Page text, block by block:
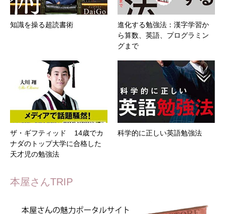
知識を操る超読書術
進化する勉強法：漢字学習か
ら算数、英語、プログラミン
グまで
ザ・ギフティッド 14歳でカ
ナダのトップ大学に合格した
天才児の勉強法
科学的に正しい英語勉強法
本屋さんTRIP